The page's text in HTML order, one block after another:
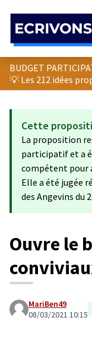
BUDGET
💡 Les 212 idées
Cette
La proposition
participatif et a
compétent pour
Elle a été jugée
des Angevins du
Ouvre le
MariBen49
08/03/2021 10:15